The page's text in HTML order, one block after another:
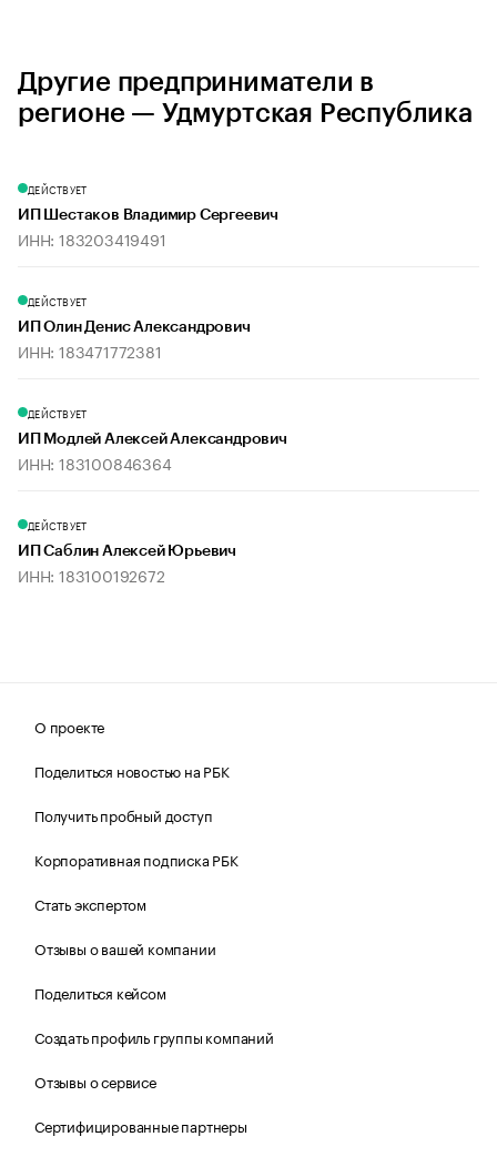
Другие предприниматели в
регионе — Удмуртская Республика
ДЕЙСТВУЕТ
ИП Шестаков Владимир Сергеевич
ИНН: 183203419491
ДЕЙСТВУЕТ
ИП Олин Денис Александрович
ИНН: 183471772381
ДЕЙСТВУЕТ
ИП Модлей Алексей Александрович
ИНН: 183100846364
ДЕЙСТВУЕТ
ИП Саблин Алексей Юрьевич
ИНН: 183100192672
О проекте
Поделиться новостью на РБК
Получить пробный доступ
Корпоративная подписка РБК
Стать экспертом
Отзывы о вашей компании
Поделиться кейсом
Создать профиль группы компаний
Отзывы о сервисе
Сертифицированные партнеры